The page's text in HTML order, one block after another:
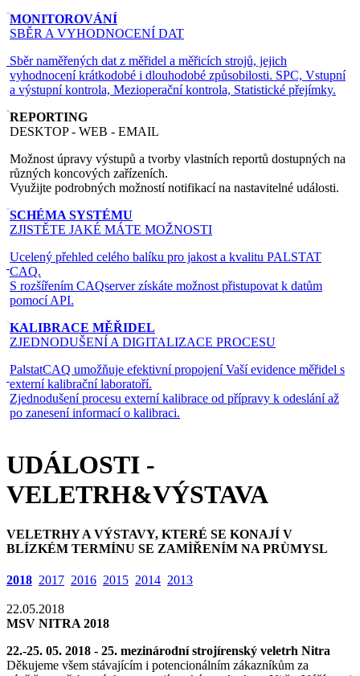
MONITOROVÁNÍ
SBĚR A VYHODNOCENÍ DAT
Sběr naměřených dat z měřidel a měřicích strojů, jejich
vyhodnocení krátkodobé i dlouhodobé způsobilosti. SPC, Vstupní
a výstupní kontrola, Mezioperační kontrola, Statistické přejímky.
REPORTING
DESKTOP - WEB - EMAIL
Možnost úpravy výstupů a tvorby vlastních reportů dostupných na
různých koncových zařízeních.
Využijte podrobných možností notifikací na nastavitelné události.
SCHÉMA SYSTÉMU
ZJISTĚTE JAKÉ MÁTE MOŽNOSTI
Ucelený přehled celého balíku pro jakost a kvalitu PALSTAT
CAQ.
S rozšířením CAQserver získáte možnost přistupovat k datům
pomocí API.
KALIBRACE MĚŘIDEL
ZJEDNODUŠENÍ A DIGITALIZACE PROCESU
PalstatCAQ umožňuje efektivní propojení Vaší evidence měřidel s
externí kalibrační laboratoří.
Zjednodušení procesu externí kalibrace od přípravy k odeslání až
po zanesení informací o kalibraci.
UDÁLOSTI -
VELETRH&VÝSTAVA
VELETRHY A VÝSTAVY, KTERÉ SE KONAJÍ V
BLÍZKÉM TERMÍNU SE ZAMÌŘENÍM NA PRÙMYSL
2018 2017 2016 2015 2014 2013
22.05.2018
MSV NITRA 2018
22.-25. 05. 2018 - 25. mezinárodní strojírenský veletrh Nitra
Děkujeme všem stávajícím i potencionálním zákazníkům za